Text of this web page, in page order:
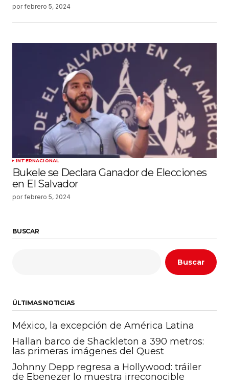
por febrero 5, 2024
INTERNACIONAL
Bukele se Declara Ganador de Elecciones
en El Salvador
por febrero 5, 2024
BUSCAR
Buscar
ÚLTIMAS NOTICIAS
México, la excepción de América Latina
Hallan barco de Shackleton a 390 metros:
las primeras imágenes del Quest
Johnny Depp regresa a Hollywood: tráiler
de Ebenezer lo muestra irreconocible